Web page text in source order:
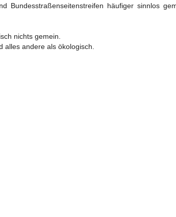
Bundesstraßenseitenstreifen häufiger sinnlos
nichts gemein.
andere als ökologisch.